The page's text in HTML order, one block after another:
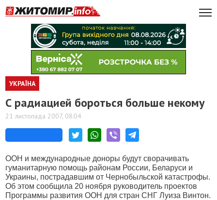
УКРАЇНА
С радиацией бороться больше некому
21 листопада 2007, 08:04
ООН и международные доноры будут сворачивать
гуманитарную помощь районам России, Беларуси и
Украины, пострадавшим от Чернобыльской катастрофы.
Об этом сообщила 20 ноября руководитель проектов
Программы развития ООН для стран СНГ Луиза Винтон.